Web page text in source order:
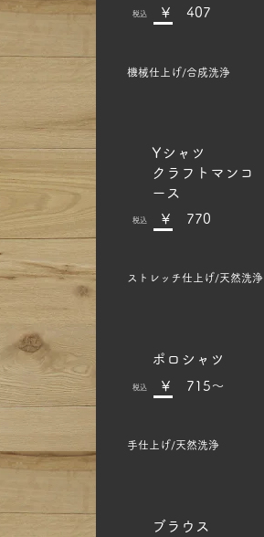
​税込 ​￥ 407
機械仕上げ/合成洗浄
​Yシャツ
クラフトマンコ
ース
​税込 ​￥ 770
ストレッチ仕上げ/天然洗浄
​ポロシャツ
​税込 ​￥ 715～
手仕上げ/天然洗浄
​ブラウス